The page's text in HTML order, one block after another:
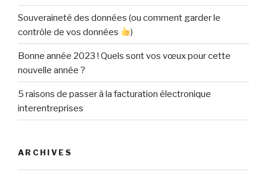
Souveraineté des données (ou comment garder le
contrôle de vos données
)
Bonne année 2023 ! Quels sont vos vœux pour cette
nouvelle année ?
5 raisons de passer à la facturation électronique
interentreprises
ARCHIVES